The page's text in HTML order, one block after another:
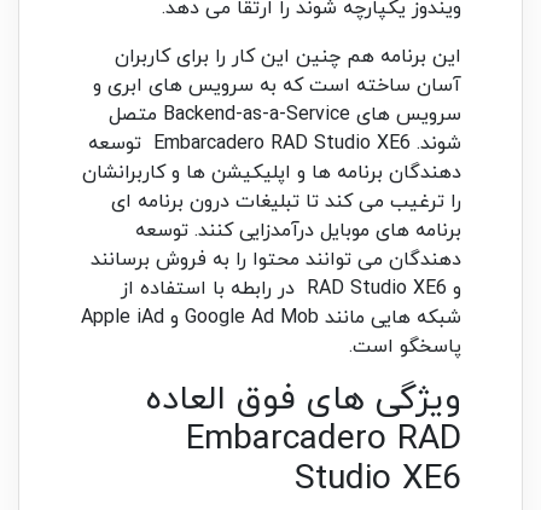
ویندوز یکپارچه شوند را ارتقا می دهد.
این برنامه هم چنین این کار را برای کاربران
آسان ساخته است که به سرویس های ابری و
سرویس های Backend-as-a-Service متصل
شوند. Embarcadero RAD Studio XE6 توسعه
دهندگان برنامه ها و اپلیکیشن ها و کاربرانشان
را ترغیب می کند تا تبلیغات درون برنامه ای
برنامه های موبایل درآمدزایی کنند. توسعه
دهندگان می توانند محتوا را به فروش برسانند
و RAD Studio XE6 در رابطه با استفاده از
شبکه هایی مانند Google Ad Mob و Apple iAd
پاسخگو است.
ویژگی های فوق العاده
Embarcadero RAD
Studio XE6